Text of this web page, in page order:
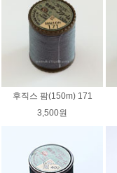
후직스 팜(150m) 171
3,500원